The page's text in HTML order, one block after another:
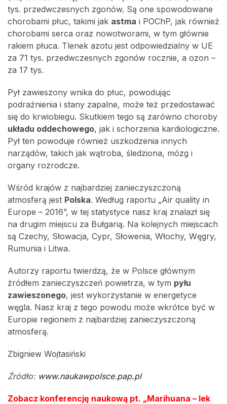
tys. przedwczesnych zgonów. Są one spowodowane
chorobami płuc, takimi jak astma i POChP, jak również
chorobami serca oraz nowotworami, w tym głównie
rakiem płuca. Tlenek azotu jest odpowiedzialny w UE
za 71 tys. przedwczesnych zgonów rocznie, a ozon –
za 17 tys.
Pył zawieszony wnika do płuc, powodując
podrażnienia i stany zapalne, może też przedostawać
się do krwiobiegu. Skutkiem tego są zarówno choroby
układu oddechowego, jak i schorzenia kardiologiczne.
Pył ten powoduje również uszkodzenia innych
narządów, takich jak wątroba, śledziona, mózg i
organy rozrodcze.
Wśród krajów z najbardziej zanieczyszczoną
atmosferą jest Polska. Według raportu „Air quality in
Europe – 2016”, w tej statystyce nasz kraj znalazł się
na drugim miejscu za Bułgarią. Na kolejnych miejscach
są Czechy, Słowacja, Cypr, Słowenia, Włochy, Węgry,
Rumunia i Litwa.
Autorzy raportu twierdzą, że w Polsce głównym
źródłem zanieczyszczeń powietrza, w tym pyłu
zawieszonego, jest wykorzystanie w energetyce
węgla. Nasz kraj z tego powodu może wkrótce być w
Europie regionem z najbardziej zanieczyszczoną
atmosferą.
Zbigniew Wojtasiński
Źródło: www.naukawpolsce.pap.pl
Zobacz konferencję naukową pt. „Marihuana – lek